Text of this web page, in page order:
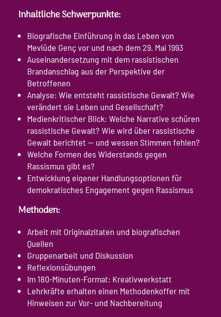
Inhaltliche Schwerpunkte:
Biografische Einführung in das Leben von
Mevlüde Genç vor und nach dem 29. Mai 1993
Auseinandersetzung mit dem rassistischen
Brandanschlag aus der Perspektive der
Betroffenen
Analyse: Wie entsteht rassistische Gewalt? Wie
verändert sie Leben und Gesellschaft?
Medienkritischer Blick: Welche Narrative schüren
rassistische Gewalt? Wie wird über rassistische
Gewalt berichtet — und wessen Stimmen fehlen?
Welche Formen des Widerstands gegen
Rassismus gibt es?
Entwicklung eigener Handlungsoptionen für
demokratisches Engagement gegen Rassismus
Methoden:
Arbeit mit Originalzitaten und biografischen
Quellen
Gruppenarbeit und Diskussion
Reflexionsübungen
Im 180-Minuten-Format: Kreativwerkstatt
Lehrkräfte erhalten einen Methodenkoffer mit
Hinweisen zur Vor- und Nachbereitung